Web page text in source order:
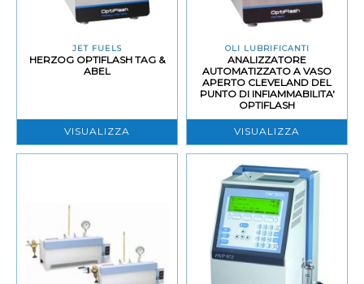
JET FUELS
HERZOG OPTIFLASH TAG &
ABEL
VISUALIZZA
OLI LUBRIFICANTI
ANALIZZATORE
AUTOMATIZZATO A VASO
APERTO CLEVELAND DEL
PUNTO DI INFIAMMABILITA'
OPTIFLASH
VISUALIZZA